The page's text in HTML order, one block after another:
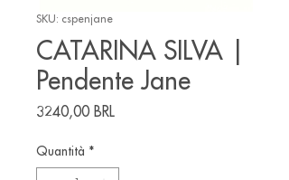
SKU: cspenjane
CATARINA SILVA |
Pendente Jane
3240,00 BRL
Quantità *